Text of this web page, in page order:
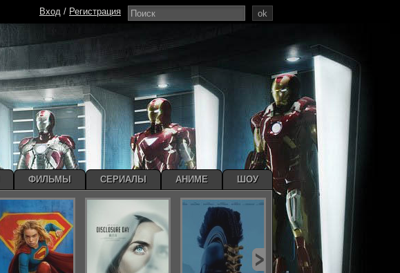
ok
Вход / Регистрация
ФИЛЬМЫ СЕРИАЛЫ АНИМЕ ШОУ